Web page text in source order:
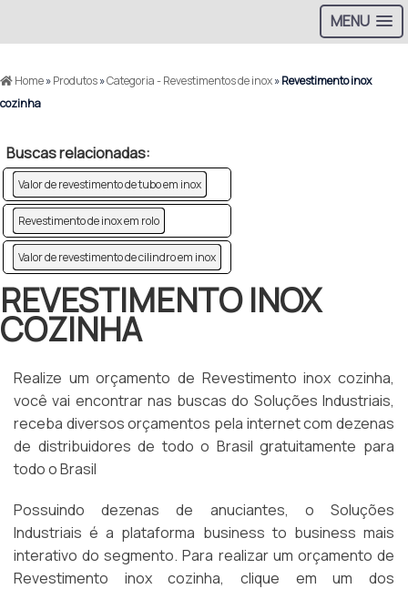
MENU
Home»Produtos»Categoria - Revestimentos de inox»Revestimento inox
cozinha
Buscas relacionadas:
Valor de revestimento de tubo em inox
Revestimento de inox em rolo
Valor de revestimento de cilindro em inox
REVESTIMENTO INOX
COZINHA
Realize um orçamento de Revestimento inox cozinha,
você vai encontrar nas buscas do Soluções Industriais,
receba diversos orçamentos pela internet com dezenas
de distribuidores de todo o Brasil gratuitamente para
todo o Brasil
Possuindo dezenas de anuciantes, o Soluções
Industriais é a plataforma business to business mais
interativo do segmento. Para realizar um orçamento de
Revestimento inox cozinha, clique em um dos